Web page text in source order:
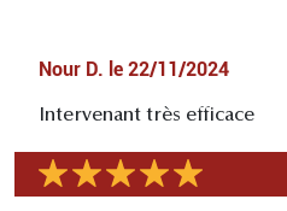
Nour D. le 22/11/2024
Intervenant très efficace